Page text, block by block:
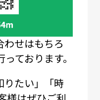
わせはもちろ
ております。
りたい」「時